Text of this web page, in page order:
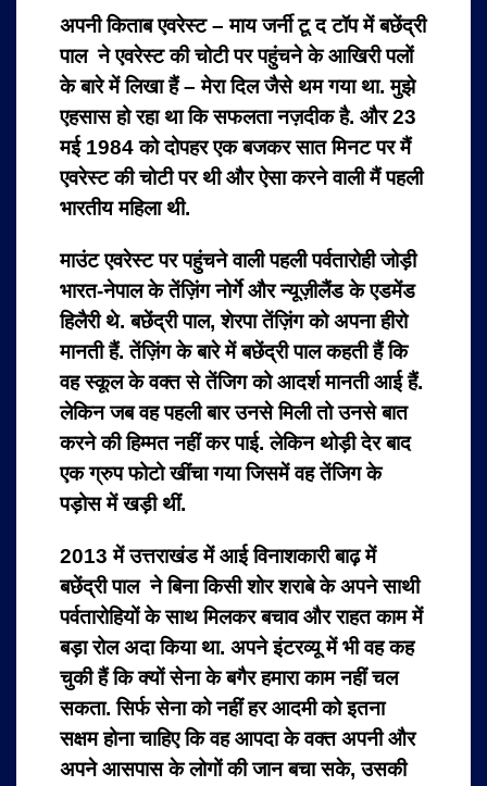
अपनी किताब एवरेस्ट – माय जर्नी टू द टॉप में बछेंद्री
पाल ने एवरेस्ट की चोटी पर पहुंचने के आखिरी पलों
के बारे में लिखा हैं – मेरा दिल जैसे थम गया था. मुझे
एहसास हो रहा था कि सफलता नज़दीक है. और 23
मई 1984 को दोपहर एक बजकर सात मिनट पर मैं
एवरेस्ट की चोटी पर थी और ऐसा करने वाली मैं पहली
भारतीय महिला थी.
माउंट एवरेस्ट पर पहुंचने वाली पहली पर्वतारोही जोड़ी
भारत-नेपाल के तेंज़िंग नोर्गे और न्यूज़ीलैंड के एडमेंड
हिलैरी थे. बछेंद्री पाल, शेरपा तेंज़िंग को अपना हीरो
मानती हैं. तेंज़िंग के बारे में बछेंद्री पाल कहती हैं कि
वह स्कूल के वक्त से तेंजिग को आदर्श मानती आई हैं.
लेकिन जब वह पहली बार उनसे मिली तो उनसे बात
करने की हिम्मत नहीं कर पाई. लेकिन थोड़ी देर बाद
एक ग्रुप फोटो खींचा गया जिसमें वह तेंजिग के
पड़ोस में खड़ी थीं.
2013 में उत्तराखंड में आई विनाशकारी बाढ़ में
बछेंद्री पाल ने बिना किसी शोर शराबे के अपने साथी
पर्वतारोहियों के साथ मिलकर बचाव और राहत काम में
बड़ा रोल अदा किया था. अपने इंटरव्यू में भी वह कह
चुकी हैं कि क्यों सेना के बगैर हमारा काम नहीं चल
सकता. सिर्फ सेना को नहीं हर आदमी को इतना
सक्षम होना चाहिए कि वह आपदा के वक्त अपनी और
अपने आसपास के लोगों की जान बचा सके, उसकी